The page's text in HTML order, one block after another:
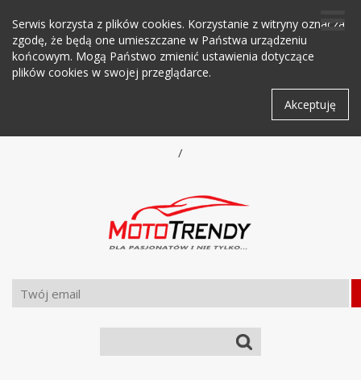
Serwis korzysta z plików cookies. Korzystanie z witryny oznacza
zgodę, że będą one umieszczane w Państwa urządzeniu
końcowym. Mogą Państwo zmienić ustawienia dotyczące
plików cookies w swojej przeglądarce.
Akceptuję
/